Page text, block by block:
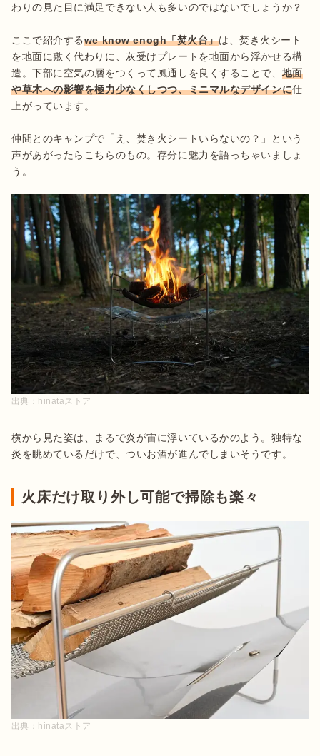
わりの見た目に満足できない人も多いのではないでしょうか？
ここで紹介するwe know enogh「焚火台」は、焚き火シート
を地面に敷く代わりに、灰受けプレートを地面から浮かせる構
造。下部に空気の層をつくって風通しを良くすることで、 地面
や草木への影響を極力少なくしつつ、ミニマルなデザインに仕
上がっています。
仲間とのキャンプで「え、焚き火シートいらないの？」という
声があがったらこちらのもの。存分に魅力を語っちゃいましょ
う。
出典： hinataストア
横から見た姿は、まるで炎が宙に浮いているかのよう。独特な
炎を眺めているだけで、ついお酒が進んでしまいそうです。
火床だけ取り外し可能で掃除も楽々
出典： hinataストア